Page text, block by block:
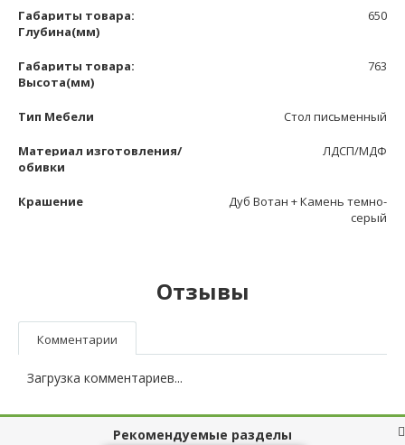
Габариты товара:
Глубина(мм)
650
Габариты товара:
Высота(мм)
763
Тип Мебели Стол письменный
Материал изготовления/
обивки
ЛДСП/МДФ
Крашение
Дуб Вотан + Камень темно-
серый
Отзывы
Комментарии
Загрузка комментариев...
Рекомендуемые разделы